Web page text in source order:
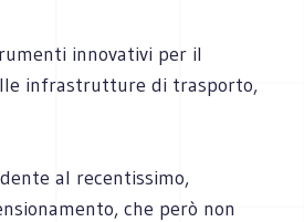
innovativi per il
infrastrutture di trasporto,
al recentissimo,
che però non